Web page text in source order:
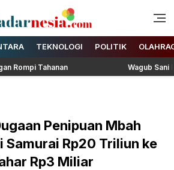
Radarnesia
Enak Dibaca
TEKNOLOGI POLITIK
Wagub Sani
Penipuan Mbah
Samurai Rp20 Triliun ke
Rp3 Miliar